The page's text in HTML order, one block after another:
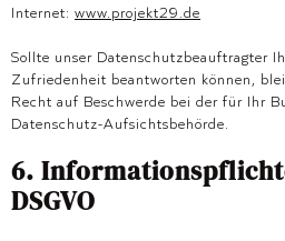
Internet: www.projekt29.de
Sollte unser Datenschutzbeauftragter
Zufriedenheit beantworten können,
Recht auf Beschwerde bei der für Ihr
Datenschutz-Aufsichtsbehörde.
6.
DSGVO